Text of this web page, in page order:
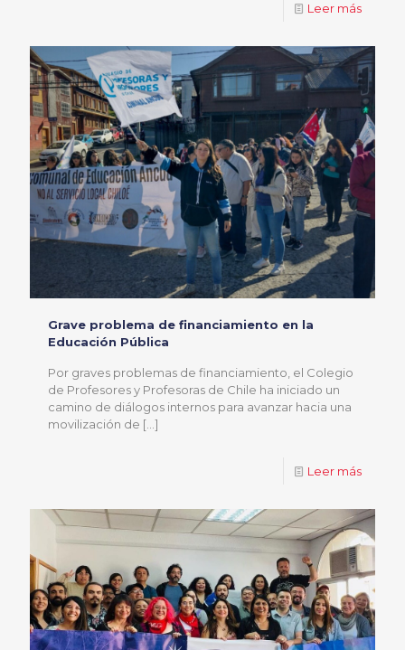
Leer más
Grave problema de financiamiento en la
Educación Pública
Por graves problemas de financiamiento, el Colegio
de Profesores y Profesoras de Chile ha iniciado un
camino de diálogos internos para avanzar hacia una
movilización de […]
Leer más